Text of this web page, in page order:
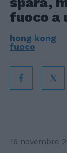
fuoco a
hong kong
fuoco
16 novembre